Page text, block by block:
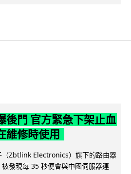
後門 官方緊急下架止血
維修時使用
（Zbtlink Electronics）旗下的路由器
發現每 35 秒便會與中國伺服器連